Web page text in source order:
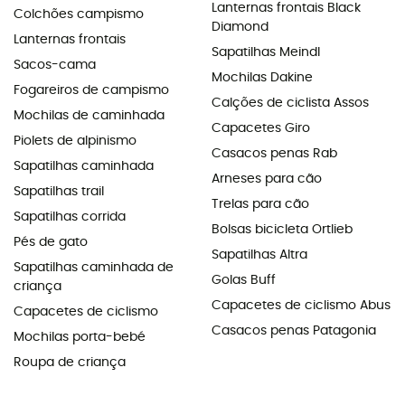
Colchões campismo
Lanternas frontais
Sacos-cama
Fogareiros de campismo
Mochilas de caminhada
Piolets de alpinismo
Sapatilhas caminhada
Sapatilhas trail
Sapatilhas corrida
Pés de gato
Sapatilhas caminhada de
criança
Capacetes de ciclismo
Mochilas porta-bebé
Roupa de criança
Lanternas frontais Black
Diamond
Sapatilhas Meindl
Mochilas Dakine
Calções de ciclista Assos
Capacetes Giro
Casacos penas Rab
Arneses para cão
Trelas para cão
Bolsas bicicleta Ortlieb
Sapatilhas Altra
Golas Buff
Capacetes de ciclismo Abus
Casacos penas Patagonia